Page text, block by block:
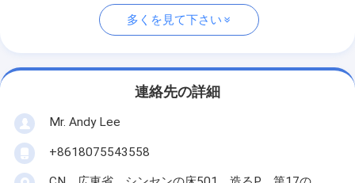
多くを見て下さい
連絡先の詳細
Mr. Andy Lee
+8618075543558